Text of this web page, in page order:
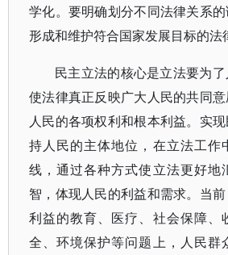
学化。要明确划分不同法律关系的
形成和维护符合国家发展目标的法
民主立法的核心是立法要为了
使法律真正反映广大人民的共同
人民的各项权利和根本利益。实
持人民的主体地位，在立法工作
线，通过各种方式使立法更好地
智，体现人民的利益和需求。当
利益的教育、医疗、社会保障、
全、环境保护等问题上，人民群